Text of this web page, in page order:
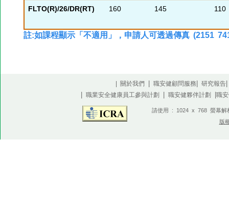
FLTO(R)/26/DR(RT) 160 145 110
註:如課程顯示「不適用」，申請人可透過傳真 (2151
| 關於我們| 職安健顧問服務 研究報告
職業安全健康員工參與計劃 職安健夥伴計劃 職
請使用 : 1024 x 768 螢幕解
版